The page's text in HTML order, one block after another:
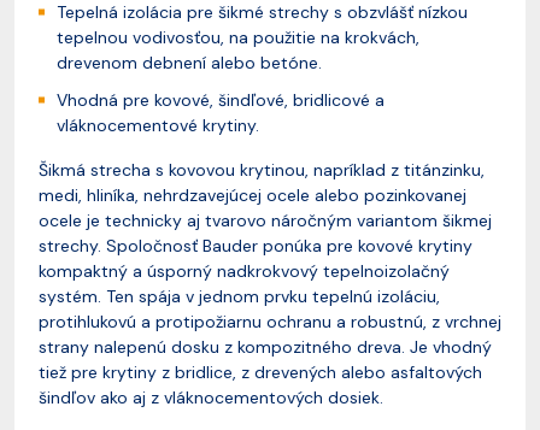
Tepelná izolácia pre šikmé strechy s obzvlášť nízkou
tepelnou vodivosťou, na použitie na krokvách,
drevenom debnení alebo betóne.
Vhodná pre kovové, šindľové, bridlicové a
vláknocementové krytiny.
Šikmá strecha s kovovou krytinou, napríklad z titánzinku,
medi, hliníka, nehrdzavejúcej ocele alebo pozinkovanej
ocele je technicky aj tvarovo náročným variantom šikmej
strechy. Spoločnosť Bauder ponúka pre kovové krytiny
kompaktný a úsporný nadkrokvový tepelnoizolačný
systém. Ten spája v jednom prvku tepelnú izoláciu,
protihlukovú a protipožiarnu ochranu a robustnú, z vrchnej
strany nalepenú dosku z kompozitného dreva. Je vhodný
tiež pre krytiny z bridlice, z drevených alebo asfaltových
šindľov ako aj z vláknocementových dosiek.